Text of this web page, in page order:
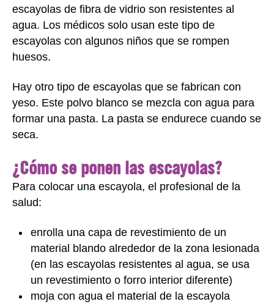
escayolas de fibra de vidrio son resistentes al
agua. Los médicos solo usan este tipo de
escayolas con algunos niños que se rompen
huesos.
Hay otro tipo de escayolas que se fabrican con
yeso. Este polvo blanco se mezcla con agua para
formar una pasta. La pasta se endurece cuando se
seca.
¿Cómo se ponen las escayolas?
Para colocar una escayola, el profesional de la
salud:
enrolla una capa de revestimiento de un
material blando alrededor de la zona lesionada
(en las escayolas resistentes al agua, se usa
un revestimiento o forro interior diferente)
moja con agua el material de la escayola